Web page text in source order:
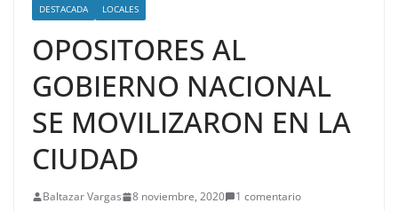
DESTACADA LOCALES
OPOSITORES AL
GOBIERNO NACIONAL
SE MOVILIZARON EN LA
CIUDAD
Baltazar Vargas 8 noviembre, 2020 1 comentario